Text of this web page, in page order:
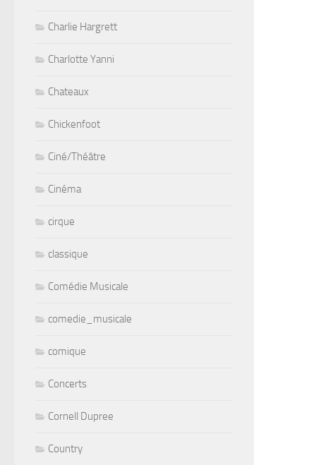
Charlie Hargrett
Charlotte Yanni
Chateaux
Chickenfoot
Ciné/Théâtre
Cinéma
cirque
classique
Comédie Musicale
comedie_musicale
comique
Concerts
Cornell Dupree
Country